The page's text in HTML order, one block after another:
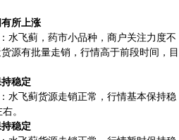
所上涨
水飞蓟，药市小品种，商户关注力度不
源有批量走销，行情高于前段时间，目
稳定
水飞蓟货源走销正常，行情基本保持稳
。
稳定